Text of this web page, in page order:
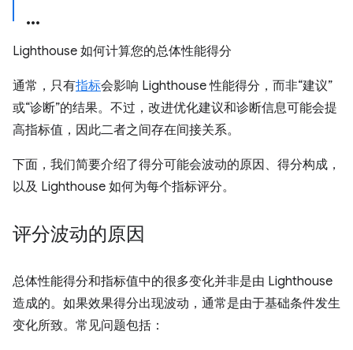
Lighthouse 如何计算您的总体性能得分
通常，只有指标会影响 Lighthouse 性能得分，而非“建议”
或“诊断”的结果。不过，改进优化建议和诊断信息可能会提
高指标值，因此二者之间存在间接关系。
下面，我们简要介绍了得分可能会波动的原因、得分构成，
以及 Lighthouse 如何为每个指标评分。
评分波动的原因
总体性能得分和指标值中的很多变化并非是由 Lighthouse
造成的。如果效果得分出现波动，通常是由于基础条件发生
变化所致。常见问题包括：